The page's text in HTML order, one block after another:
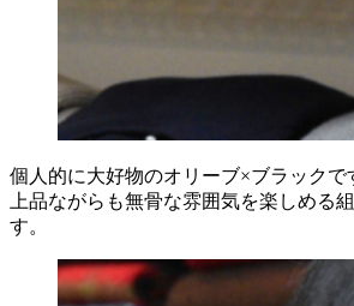
個人的に大好物のオリーブ×ブラックで
上品ながらも無骨な雰囲気を楽しめる
す。